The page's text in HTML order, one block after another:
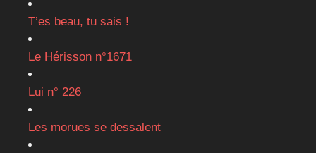
T’es beau, tu sais !
Le Hérisson n°1671
Lui n° 226
Les morues se dessalent